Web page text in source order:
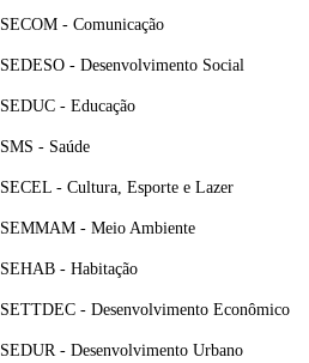
SECOM - Comunicação
SEDESO - Desenvolvimento Social
SEDUC - Educação
SMS - Saúde
SECEL - Cultura, Esporte e Lazer
SEMMAM - Meio Ambiente
SEHAB - Habitação
SETTDEC - Desenvolvimento Econômico
SEDUR - Desenvolvimento Urbano